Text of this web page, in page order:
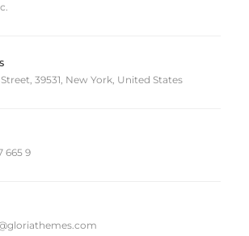
39531, New York, United States
665 9